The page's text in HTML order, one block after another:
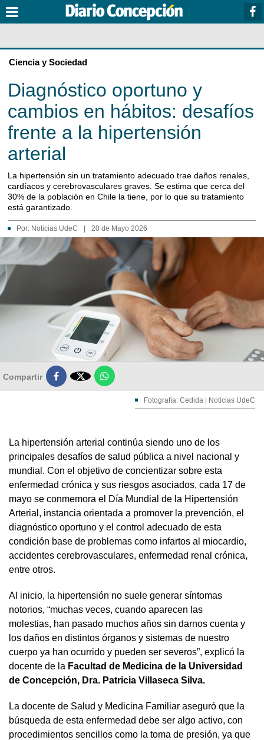
Ciencia y Sociedad
Diagnóstico oportuno y
cambios en hábitos: desafíos
frente a la hipertensión
arterial
La hipertensión sin un tratamiento adecuado trae daños renales,
cardíacos y cerebrovasculares graves. Se estima que cerca del
30% de la población en Chile la tiene, por lo que su tratamiento
está garantizado.
Por: Noticias UdeC 20 de Mayo 2026
Compartir 
Fotografía: Cedida | Noticias UdeC
La hipertensión arterial continúa siendo uno de los
principales desafíos de salud pública a nivel nacional y
mundial. Con el objetivo de concientizar sobre esta
enfermedad crónica y sus riesgos asociados, cada 17 de
mayo se conmemora el Día Mundial de la Hipertensión
Arterial, instancia orientada a promover la prevención, el
diagnóstico oportuno y el control adecuado de esta
condición base de problemas como infartos al miocardio,
accidentes cerebrovasculares, enfermedad renal crónica,
entre otros.
Al inicio, la hipertensión no suele generar síntomas
notorios, “muchas veces, cuando aparecen las
molestias, han pasado muchos años sin darnos cuenta y
los daños en distintos órganos y sistemas de nuestro
cuerpo ya han ocurrido y pueden ser severos”, explicó la
docente de la Facultad de Medicina de la Universidad
de Concepción, Dra. Patricia Villaseca Silva.
La docente de Salud y Medicina Familiar aseguró que la
búsqueda de esta enfermedad debe ser algo activo, con
procedimientos sencillos como la toma de presión, ya que